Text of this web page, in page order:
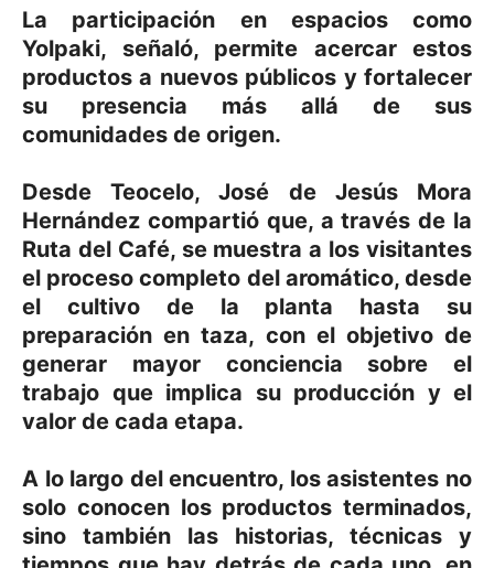
La participación en espacios como
Yolpaki, señaló, permite acercar estos
productos a nuevos públicos y fortalecer
su presencia más allá de sus
comunidades de origen.
Desde Teocelo, José de Jesús Mora
Hernández compartió que, a través de la
Ruta del Café, se muestra a los visitantes
el proceso completo del aromático, desde
el cultivo de la planta hasta su
preparación en taza, con el objetivo de
generar mayor conciencia sobre el
trabajo que implica su producción y el
valor de cada etapa.
A lo largo del encuentro, los asistentes no
solo conocen los productos terminados,
sino también las historias, técnicas y